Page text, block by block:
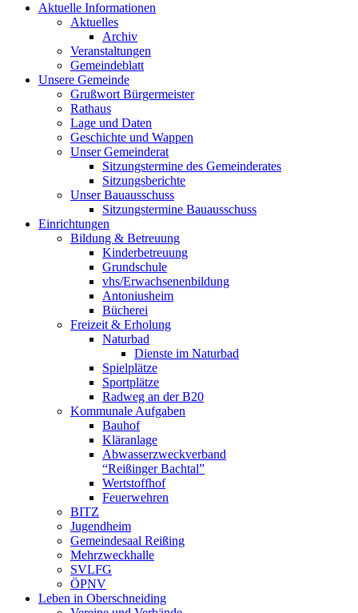
Aktuelle Informationen
Aktuelles
Archiv
Veranstaltungen
Gemeindeblatt
Unsere Gemeinde
Grußwort Bürgermeister
Rathaus
Lage und Daten
Geschichte und Wappen
Unser Gemeinderat
Sitzungstermine des Gemeinderates
Sitzungsberichte
Unser Bauausschuss
Sitzungstermine Bauausschuss
Einrichtungen
Bildung & Betreuung
Kinderbetreuung
Grundschule
vhs/Erwachsenenbildung
Antoniusheim
Bücherei
Freizeit & Erholung
Naturbad
Dienste im Naturbad
Spielplätze
Sportplätze
Radweg an der B20
Kommunale Aufgaben
Bauhof
Kläranlage
Abwasserzweckverband
“Reißinger Bachtal”
Wertstoffhof
Feuerwehren
BITZ
Jugendheim
Gemeindesaal Reißing
Mehrzweckhalle
SVLFG
ÖPNV
Leben in Oberschneiding